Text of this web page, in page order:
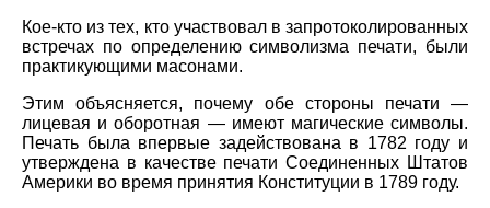
Кое-кто из тех, кто участвовал в запротоколированных
встречах по определению символизма печати, были
практикующими масонами.
Этим объясняется, почему обе стороны печати —
лицевая и оборотная — имеют магические символы.
Печать была впервые задействована в 1782 году и
утверждена в качестве печати Соединенных Штатов
Америки во время принятия Конституции в 1789 году.